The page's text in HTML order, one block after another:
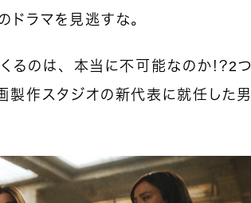
ラマを見逃すな。
るのは、本当に不可能なのか！？2つ
作スタジオの新代表に就任した男